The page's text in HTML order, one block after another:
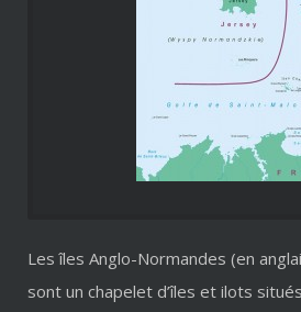
Les îles Anglo-Normandes (en
sont un chapelet d’îles et ilots